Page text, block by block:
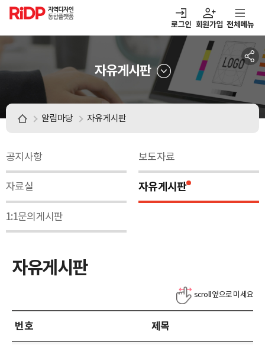
RiDP 지역디자인
통합플랫폼
로그인 회원가입
열기 알림마당
열기 아이디어뱅크
전체메뉴
자유게시판
알림마당 자유게시판
공지사항 보도자료
자료실 자유게시판
1:1문의게시판
자유게시판
번호 제목